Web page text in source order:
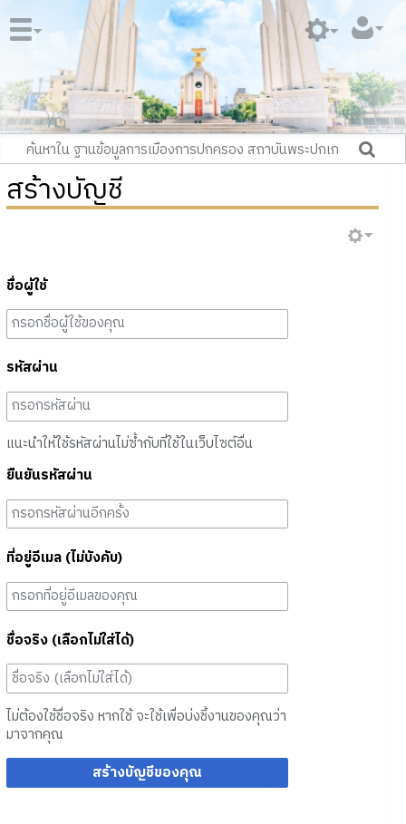
สร้างบัญชี
ชื่อผู้ใช้
รหัสผ่าน
แนะนำให้ใช้รหัสผ่านไม่ซ้ำกับที่ใช้ในเว็บไซต์อื่น
ยืนยันรหัสผ่าน
ที่อยู่อีเมล (ไม่บังคับ)
ชื่อจริง (เลือกไม่ใส่ได้)
ไม่ต้องใช้ชื่อจริง หากใช้ จะใช้เพื่อบ่งชี้งานของคุณว่า
มาจากคุณ
สร้างบัญชีของคุณ